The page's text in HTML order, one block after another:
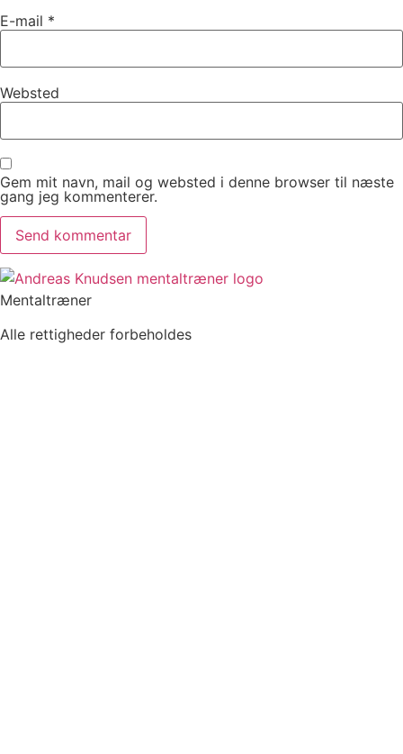
E-mail *
Websted
Gem mit navn, mail og websted i denne browser til næste
gang jeg kommenterer.
Mentaltræner
Alle rettigheder forbeholdes